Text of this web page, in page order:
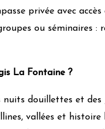
faune et la
locaux, de l’artisanat
local et culturel
privée avec
ou séminaires :
La Fontaine ?
douillettes et des
vallées et histoire